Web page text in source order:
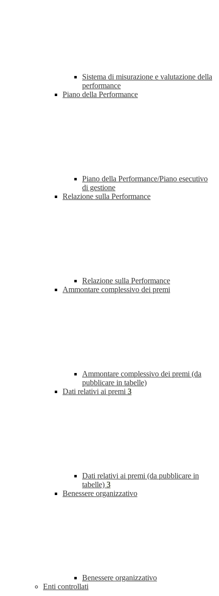
Sistema di misurazione e valutazione della
performance
Piano della Performance
Piano della Performance/Piano esecutivo
di gestione
Relazione sulla Performance
Relazione sulla Performance
Ammontare complessivo dei premi
Ammontare complessivo dei premi (da
pubblicare in tabelle)
Dati relativi ai premi 3
Dati relativi ai premi (da pubblicare in
tabelle) 3
Benessere organizzativo
Benessere organizzativo
Enti controllati